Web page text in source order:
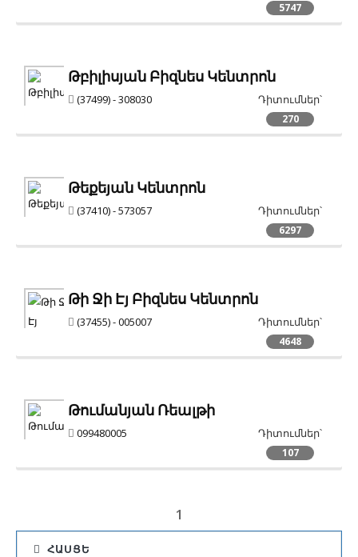
5747
Թբիլիսյան Բիզնես Կենտրոն
Դիտումներ՝
270
(37499) - 308030
Թեքեյան Կենտրոն
Դիտումներ՝
6297
(37410) - 573057
Թի Ջի Էյ Բիզնես Կենտրոն
Դիտումներ՝
4648
(37455) - 005007
Թումանյան Ռեալթի
Դիտումներ՝
107
099480005
1
ՀԱՍՑԵ